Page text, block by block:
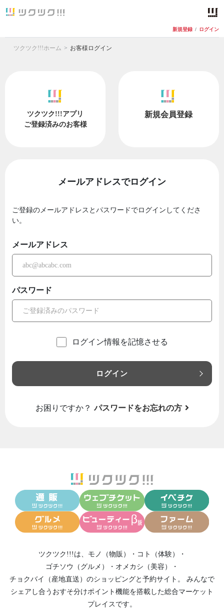
新規登録 / ログイン
ツクツク!!!ホーム お客様ログイン
ツクツク!!!アプリ
ご登録済みのお客様
新規会員登録
メールアドレスでログイン
ご登録のメールアドレスとパスワードでログインしてくださ
い。
メールアドレス
パスワード
ログイン情報を記憶させる
ログイン
お困りですか？ パスワードをお忘れの方
ツクツク!!!は、 モノ（物販） ・ コト（体験）
・
ゴチソウ（グルメ）
・ オメカシ（美容）
・
チョクバイ（産地直送） のショッピングと予約サイト。
みんなで
シェアし合う おすそ分けポイント機能を搭載した総合マーケット
プレイスです。